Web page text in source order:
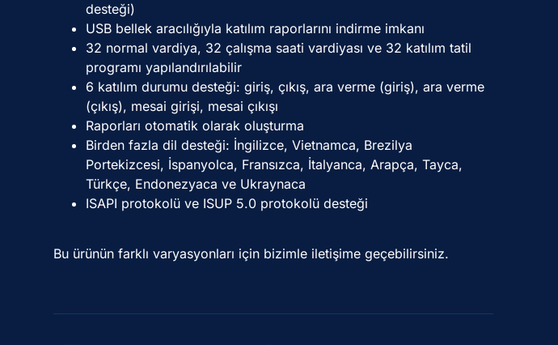
desteği)
USB bellek aracılığıyla katılım raporlarını indirme imkanı
32 normal vardiya, 32 çalışma saati vardiyası ve 32 katılım tatil
programı yapılandırılabilir
6 katılım durumu desteği: giriş, çıkış, ara verme (giriş), ara verme
(çıkış), mesai girişi, mesai çıkışı
Raporları otomatik olarak oluşturma
Birden fazla dil desteği: İngilizce, Vietnamca, Brezilya
Portekizcesi, İspanyolca, Fransızca, İtalyanca, Arapça, Tayca,
Türkçe, Endonezyaca ve Ukraynaca
ISAPI protokolü ve ISUP 5.0 protokolü desteği
Bu ürünün farklı varyasyonları için bizimle iletişime geçebilirsiniz.